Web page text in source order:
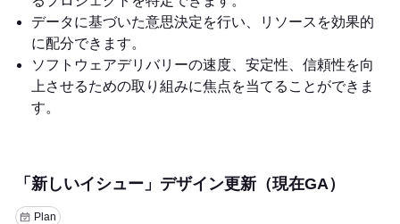
データに基づいた意思決定を行い、リソースを効果的
に配分できます。
ソフトウェアデリバリーの速度、安定性、信頼性を向
上させるための取り組みに焦点を当てることができま
す。
「新しいイシュー」デザイン更新（現在GA）
Plan